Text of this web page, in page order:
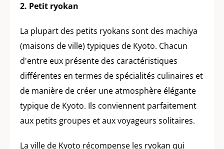
2. Petit ryokan
La plupart des petits ryokans sont des machiya
(maisons de ville) typiques de Kyoto. Chacun
d'entre eux présente des caractéristiques
différentes en termes de spécialités culinaires et
de manière de créer une atmosphère élégante
typique de Kyoto. Ils conviennent parfaitement
aux petits groupes et aux voyageurs solitaires.
La ville de Kyoto récompense les ryokan qui